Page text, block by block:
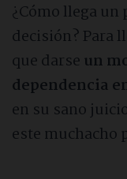
¿Cómo llega un
decisión? Para
que darse un
dependencia
en su sano
este muchacho